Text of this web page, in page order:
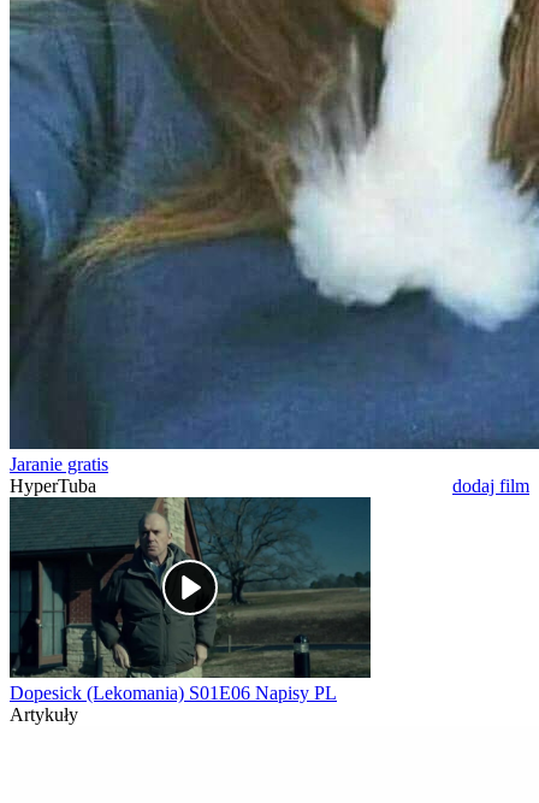
Jaranie gratis
HyperTuba
dodaj film
Dopesick (Lekomania) S01E06 Napisy PL
Artykuły